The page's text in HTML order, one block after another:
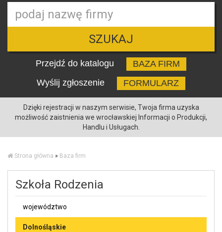
SZUKAJ
Przejdź do katalogu
BAZA FIRM
Wyślij zgłoszenie
FORMULARZ
Dzięki rejestracji w naszym serwisie, Twoja firma uzyska
możliwość zaistnienia we wrocławskiej Informacji o Produkcji,
Handlu i Usługach.
Strona główna » Baza firm
Szkoła Rodzenia
województwo
Dolnośląskie